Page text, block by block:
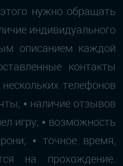
нужно обращать
индивидуального
описанием каждой
контакты
телефонов
• наличие отзывов
игру; • возможность
• точное время,
на прохождение.